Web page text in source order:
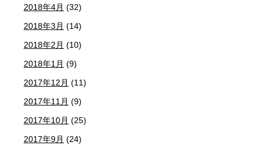
2018年4月 (32)
2018年3月 (14)
2018年2月 (10)
2018年1月 (9)
2017年12月 (11)
2017年11月 (9)
2017年10月 (25)
2017年9月 (24)